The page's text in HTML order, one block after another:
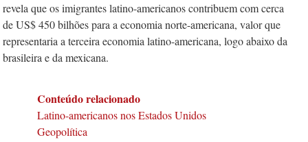
revela que os imigrantes latino-americanos contribuem com cerca
de US$ 450 bilhões para a economia norte-americana, valor que
representaria a terceira economia latino-americana, logo abaixo da
brasileira e da mexicana.
Conteúdo relacionado
Latino-americanos nos Estados Unidos
Geopolítica